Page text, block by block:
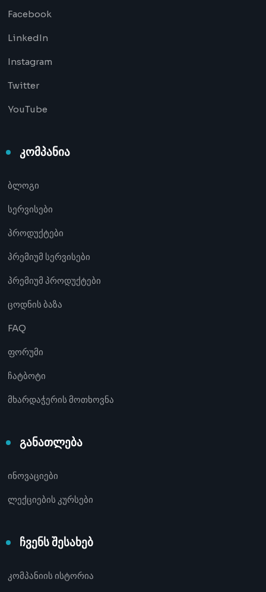
Facebook
LinkedIn
Instagram
Twitter
YouTube
კომპანია
ბლოგი
სერვისები
პროდუქტები
პრემიუმ სერვისები
პრემიუმ პროდუქტები
ცოდნის ბაზა
FAQ
ფორუმი
ჩატბოტი
მხარდაჭერის მოთხოვნა
განათლება
ინოვაციები
ლექციების კურსები
ჩვენს შესახებ
კომპანიის ისტორია